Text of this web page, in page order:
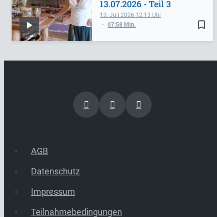
bookmark_border
13. Juli 2026 12:13
07:58 Min.
13.07.2026 - Teil 3
AGB
Datenschutz
Impressum
Teilnahmebedingungen